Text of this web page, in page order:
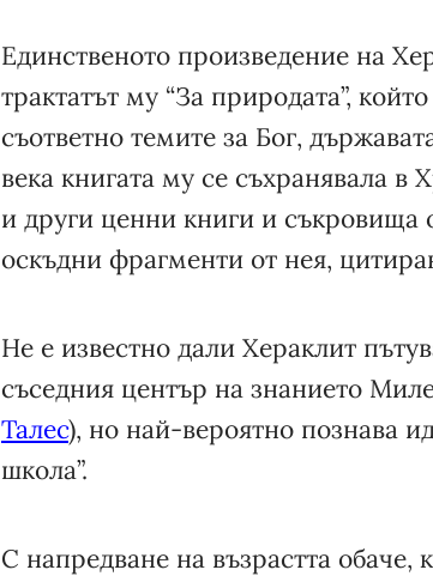
Единственото произведение на
трактатът му “За природата”,
съответно темите за Бог,
века книгата му се съхранявала
и други ценни книги и съкровища
оскъдни фрагменти от нея,
Не е известно дали Хераклит
съседния център на знанието
Талес), но най-вероятно познава
школа”.
С напредване на възрастта обаче,